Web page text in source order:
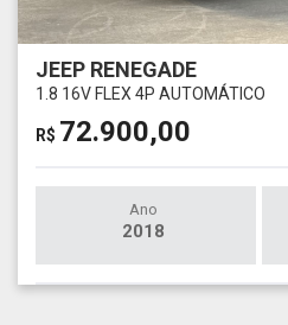
JEEP RENEGADE
1.8 16V FLEX 4P AUTOMÁTICO
R$ 72.900,00
Ano
2018